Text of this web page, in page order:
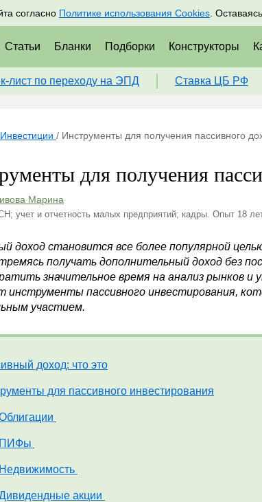
согласно Политике использования Cookies .
Подписаться
Статьи Бланки Подборки Конструкторы
лист по переходу на ЭПД Ставка ЦБ РФ
Инвестиции / Инструменты для получения пассивного
для получения
Марина
учет и отчетность малых предприятий; кадры. Опыт 18
доход становится все более популярной
получать дополнительный доход без
значительное время на анализ рынков и
инструменты пассивного инвестирования,
участием.
доход: что это
для пассивного инвестирования
ПИФы
Недвижимость
акции